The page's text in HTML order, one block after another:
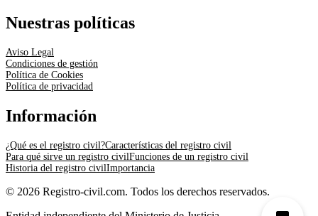
Nuestras políticas
Aviso Legal
Condiciones de gestión
Política de Cookies
Política de privacidad
Información
¿Qué es el registro civil?Características del registro civil
Para qué sirve un registro civilFunciones de un registro civil
Historia del registro civilImportancia
© 2026 Registro-civil.com. Todos los derechos reservados.